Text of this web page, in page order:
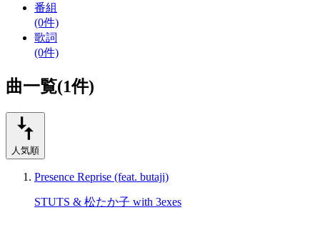
番組
(0件)
歌詞
(0件)
曲一覧(1件)
人気順
Presence Reprise (feat. butaji)
STUTS & 松たか子 with 3exes